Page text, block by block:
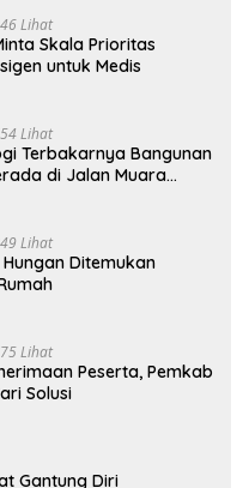
Lihat
Skala Prioritas
untuk Medis
Lihat
Terbakarnya Bangunan
di Jalan Muara
Lihat
Ditemukan
Lihat
Peserta, Pemkab
Solusi
Gantung Diri